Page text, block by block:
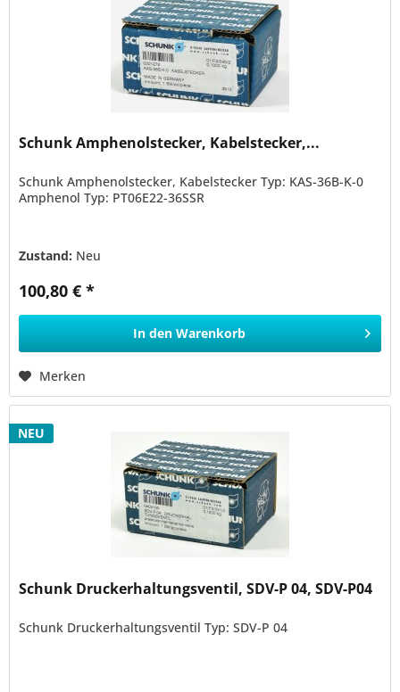
Schunk Amphenolstecker, Kabelstecker,...
Schunk Amphenolstecker, Kabelstecker Typ: KAS-36B-K-0
Amphenol Typ: PT06E22-36SSR
Zustand: Neu
100,80 € *
In den Warenkorb
Merken
NEU
Schunk Druckerhaltungsventil, SDV-P 04, SDV-P04
Schunk Druckerhaltungsventil Typ: SDV-P 04